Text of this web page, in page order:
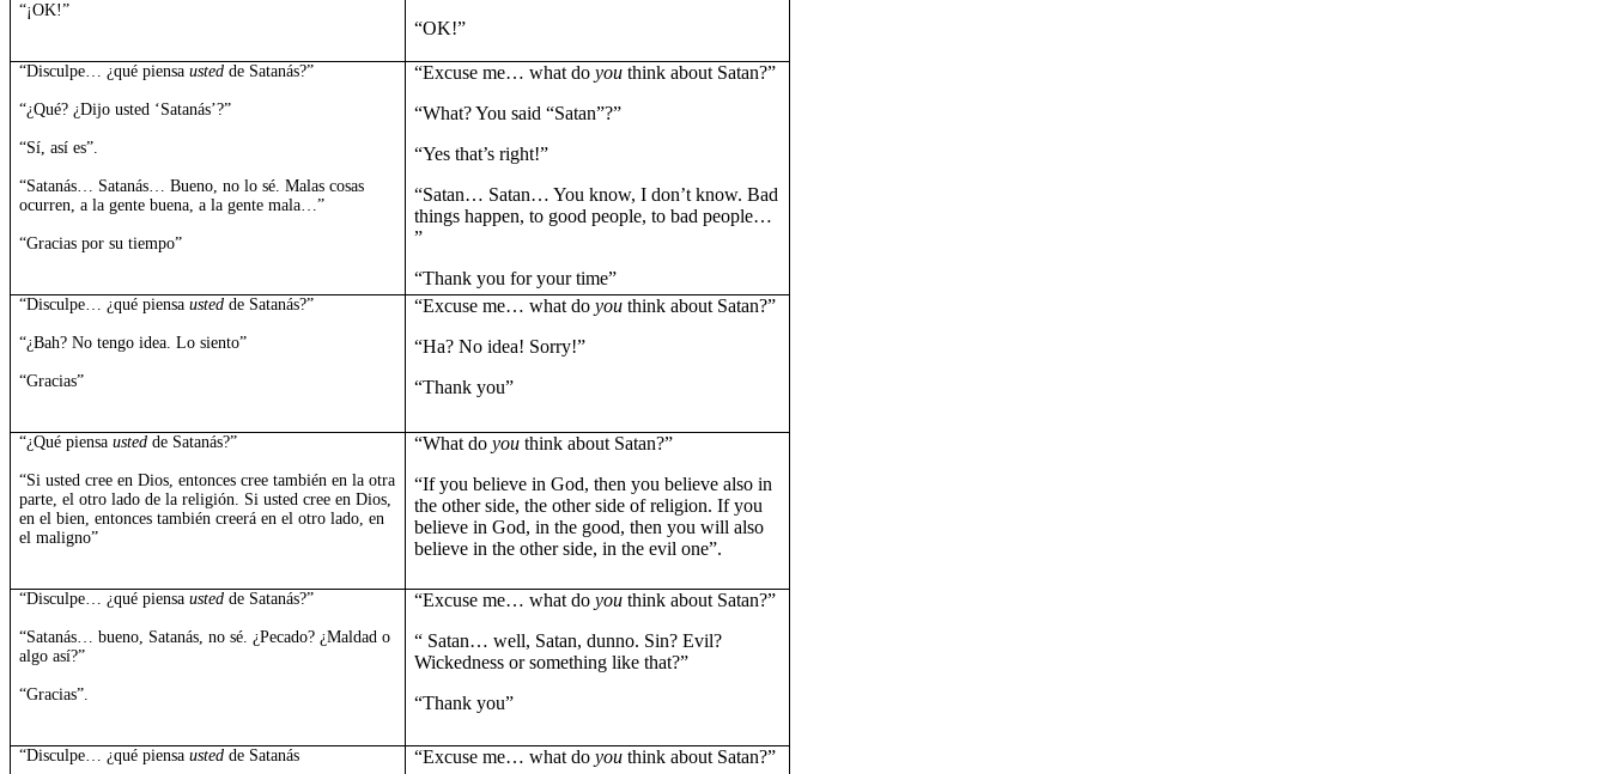
“¡OK!”
“OK!”
“Disculpe… ¿qué piensaustedde Satanás?”
“¿Qué? ¿Dijo usted ‘Satanás’?”
“Sí, así es”.
“Satanás… Satanás… Bueno, no lo sé. Malas cosas
ocurren, a la gente buena, a la gente mala…”
“Gracias por su tiempo”
“Excuse me… what doyouthink about Satan?”
“What? You said “Satan”?”
“Yes that’s right!”
“Satan… Satan… You know, I don’t know. Bad
things happen, to good people, to bad people…
”
“Thank you for your time”
“Disculpe… ¿qué piensausted de Satanás?”
“¿Bah? No tengo idea. Lo siento”
“Gracias”
“Excuse me… what doyouthink about Satan?”
“Ha? No idea! Sorry!”
“Thank you”
“¿Qué piensaustedde Satanás?”
“Si usted cree en Dios, entonces cree también en la otra
parte, el otro lado de la religión. Si usted cree en Dios,
en el bien, entonces también creerá en el otro lado, en
el maligno”
“What doyou think about Satan?”
“If you believe in God, then you believe also in
the other side, the other side of religion. If you
believe in God, in the good, then you will also
believe in the other side, in the evil one”.
“Disculpe… ¿qué piensaustedde Satanás?”
“Satanás… bueno, Satanás, no sé. ¿Pecado? ¿Maldad o
algo así?”
“Gracias”.
“Excuse me… what doyouthink about Satan?”
“ Satan… well, Satan, dunno. Sin?Evil?
Wickedness or something like that?”
“Thank you”
“Disculpe… ¿qué piensaustedde Satanás “Excuse me… what doyouthink about Satan?”